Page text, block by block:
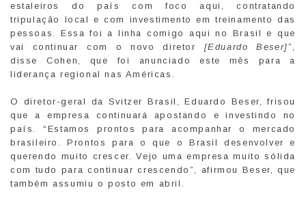
estaleiros do país com foco aqui, contratando
tripulação local e com investimento em treinamento das
pessoas. Essa foi a linha comigo aqui no Brasil e que
vai continuar com o novo diretor [Eduardo Beser]”,
disse Cohen, que foi anunciado este mês para a
liderança regional nas Américas.
O diretor-geral da Svitzer Brasil, Eduardo Beser, frisou
que a empresa continuará apostando e investindo no
país. “Estamos prontos para acompanhar o mercado
brasileiro. Prontos para o que o Brasil desenvolver e
querendo muito crescer. Vejo uma empresa muito sólida
com tudo para continuar crescendo”, afirmou Beser, que
também assumiu o posto em abril.